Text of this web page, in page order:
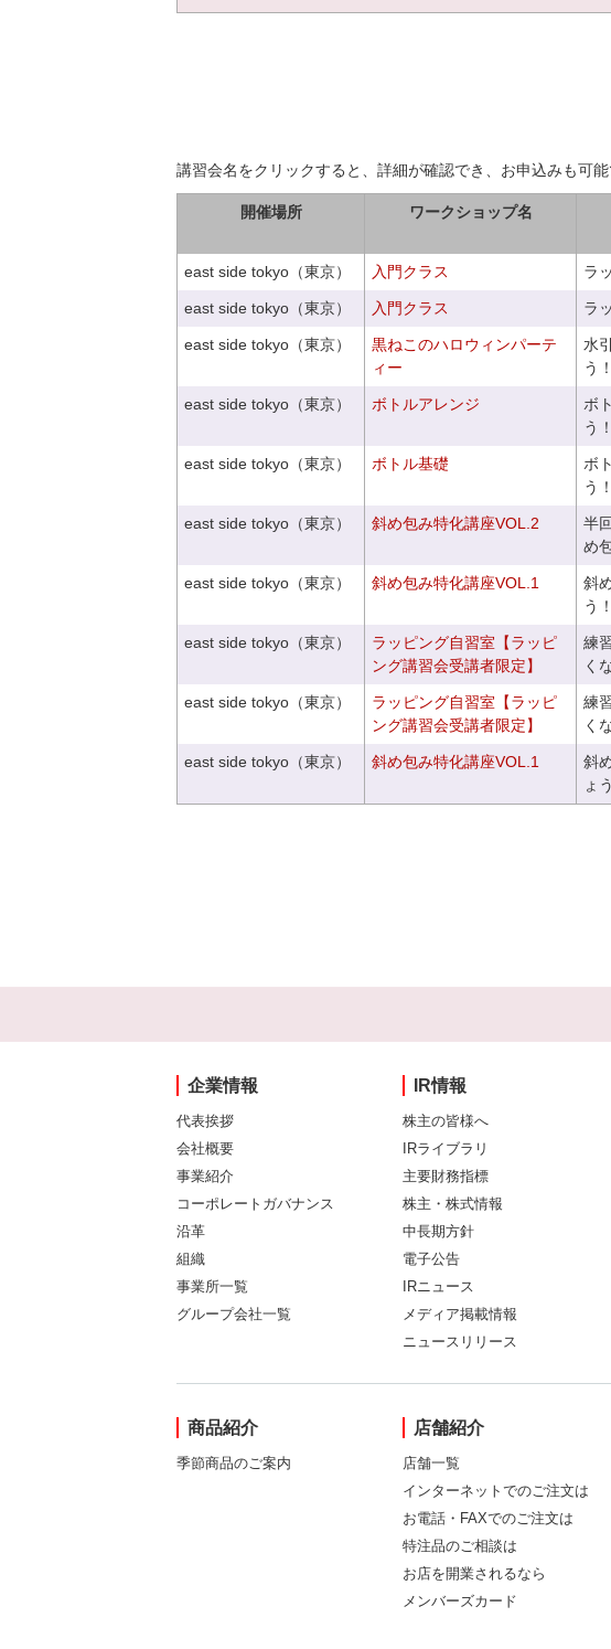
講習会名をクリックすると、詳細が確認でき、お申込みも可能
開催場所 ワークショップ名
east side tokyo（東京） 入門クラス ラ
east side tokyo（東京） 入門クラス ラ
east side tokyo（東京）
黒ねこのハロウィンパーテ
ィー
水
う！
east side tokyo（東京） ボトルアレンジ
ボ
う
east side tokyo（東京） ボトル基礎
ボ
う
east side tokyo（東京） 斜め包み特化講座VOL.2
半
め
east side tokyo（東京） 斜め包み特化講座VOL.1
斜
う！
east side tokyo（東京）
ラッピング自習室【ラッピ
ング講習会受講者限定】
練
く
east side tokyo（東京）
ラッピング自習室【ラッピ
ング講習会受講者限定】
練
く
east side tokyo（東京） 斜め包み特化講座VOL.1
斜
ょ
企業情報
代表挨拶
会社概要
事業紹介
コーポレートガバナンス
沿革
組織
事業所一覧
グループ会社一覧
IR情報
株主の皆様へ
IRライブラリ
主要財務指標
株主・株式情報
中長期方針
電子公告
IRニュース
メディア掲載情報
ニュースリリース
商品紹介
季節商品のご案内
店舗紹介
店舗一覧
インターネットでのご注文は
お電話・FAXでのご注文は
特注品のご相談は
お店を開業されるなら
メンバーズカード